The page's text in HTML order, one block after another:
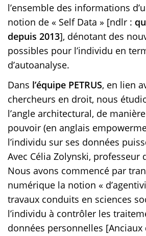
l’ensemble des informations
notion de « Self Data » [ndlr :
depuis 2013], dénotant des
possibles pour l’individu en
d’autoanalyse.
Dans l’équipe PETRUS, en lien
chercheurs en droit, nous
l’angle architectural, de
pouvoir (en anglais
l’individu sur ses données
Avec Célia Zolynski, professeur
Nous avons commencé par
numérique la notion «
travaux conduits en sciences
l’individu à contrôler les
données personnelles [Anciaux